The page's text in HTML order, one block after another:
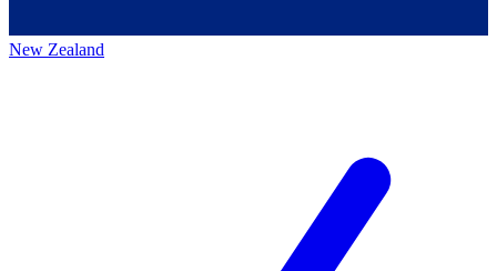
New Zealand